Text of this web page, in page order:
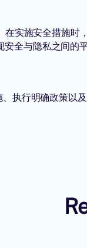
实施安全措施时
全与隐私之间的平
执行明确政策以